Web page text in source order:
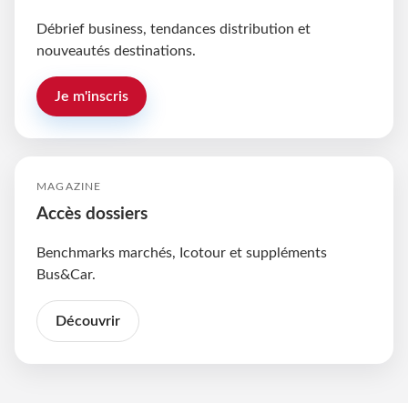
Débrief business, tendances distribution et
nouveautés destinations.
Je m'inscris
MAGAZINE
Accès dossiers
Benchmarks marchés, Icotour et suppléments
Bus&Car.
Découvrir